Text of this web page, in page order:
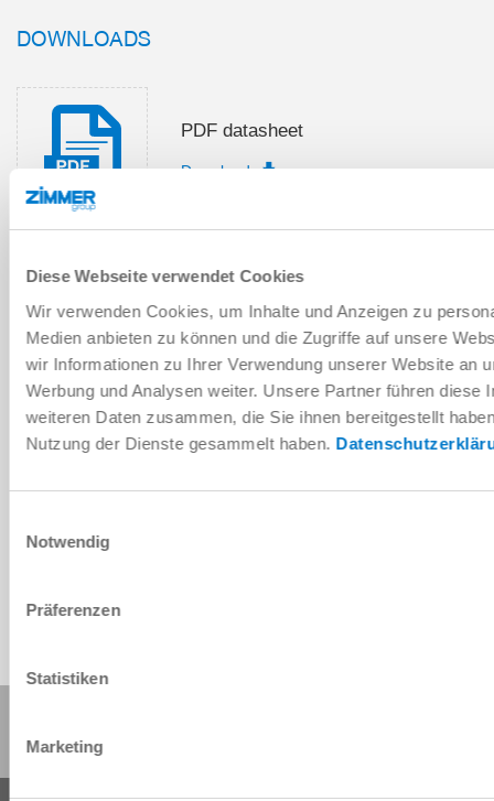
Diese Webseite verwendet Cookies
Wir verwenden Cookies, um Inhalte und Anzeigen zu
Medien anbieten zu können und die Zugriffe auf unsere
wir Informationen zu Ihrer Verwendung unserer Website an
Werbung und Analysen weiter. Unsere Partner führen diese
weiteren Daten zusammen, die Sie ihnen bereitgestellt
Nutzung der Dienste gesammelt haben.
Notwendig
Präferenzen
Statistiken
Marketing
DOWNLOADS
PDF datasheet
Download
instructions
Download
Download CAD data